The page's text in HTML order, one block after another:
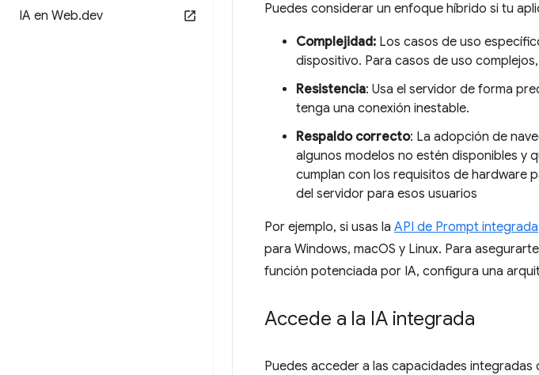
IA en Web.dev Puedes considerar un enfoque híbrido si tu
Complejidad: Los casos de uso
dispositivo. Para casos de uso
Resistencia: Usa el servidor de forma
tenga una conexión inestable.
Respaldo correcto: La adopción de
algunos modelos no estén disponibles y
cumplan con los requisitos de hardware
del servidor para esos usuarios
Por ejemplo, si usas la API de Prompt integrada
para Windows, macOS y Linux. Para
función potenciada por IA, configura una
Accede a la IA integrada
Puedes acceder a las capacidades integradas